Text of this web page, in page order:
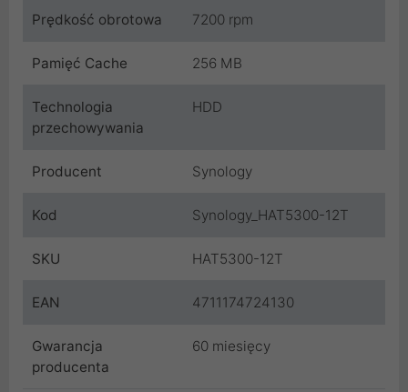
Prędkość obrotowa 7200 rpm
Pamięć Cache 256 MB
Technologia
przechowywania
HDD
Producent Synology
Kod Synology_HAT5300-12T
SKU HAT5300-12T
EAN 4711174724130
Gwarancja
producenta
60 miesięcy